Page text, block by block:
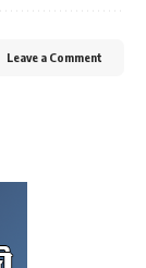
Leave a Comment